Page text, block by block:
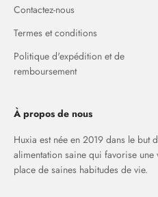
Contactez-nous
Termes et conditions
Politique d'expédition et de
remboursement
À propos de nous
Huxia est née en 2019 dans le but
alimentation saine qui favorise
place de saines habitudes de vie.